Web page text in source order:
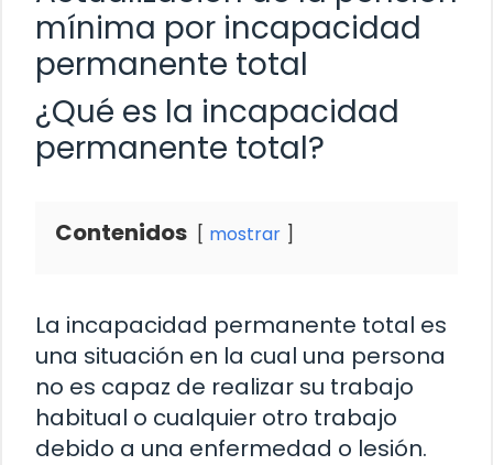
mínima por incapacidad
permanente total
¿Qué es la incapacidad
permanente total?
Contenidos mostrar
La incapacidad permanente total es
una situación en la cual una persona
no es capaz de realizar su trabajo
habitual o cualquier otro trabajo
debido a una enfermedad o lesión.